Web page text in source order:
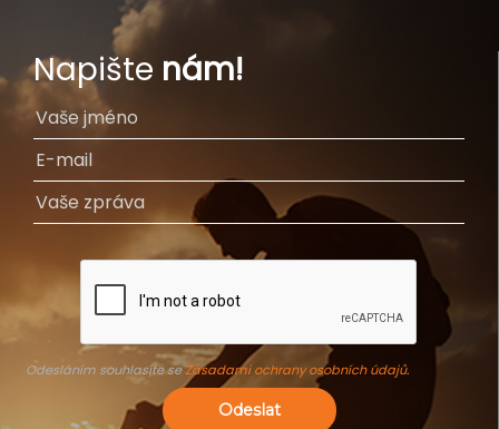
Napište nám!
Odesláním souhlasíte seZásadami ochrany osobních údajů.
Odeslat